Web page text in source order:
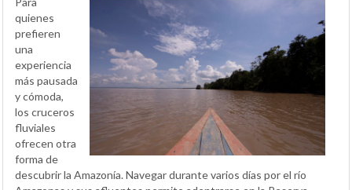
quienes
prefieren
una
experiencia
más pausada
y cómoda,
los cruceros
fluviales
ofrecen otra
forma de
descubrir la Amazonía. Navegar durante varios días por el río